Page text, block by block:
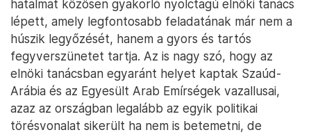
Mohamed bin Zájed al-Nahján sejk, Abu-Dzabi trónörököse, Abed
Rabbó Manszúr Hádi és a szaúdi koronaherceg, Mohamed bin
Szalmán, 2019. november 5-én, a szaúdi királyi palotában – Fotó: